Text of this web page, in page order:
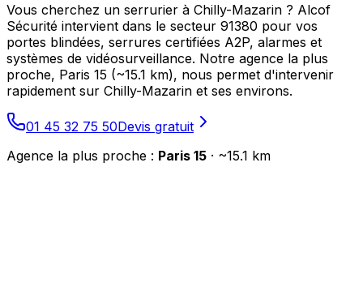
Vous cherchez un serrurier à Chilly-Mazarin ? Alcof
Sécurité intervient dans le secteur 91380 pour vos
portes blindées, serrures certifiées A2P, alarmes et
systèmes de vidéosurveillance. Notre agence la plus
proche, Paris 15 (~15.1 km), nous permet d'intervenir
rapidement sur Chilly-Mazarin et ses environs.
01 45 32 75 50Devis gratuit
Agence la plus proche : Paris 15 · ~15.1 km